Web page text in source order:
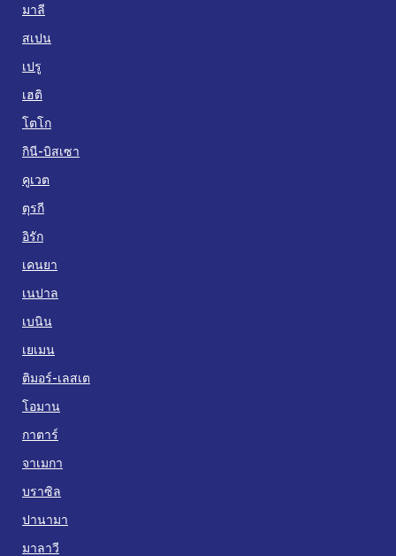
มาลี
สเปน
เปรู
เฮติ
โตโก
กินี-บิสเซา
คูเวต
ตุรกี
อิรัก
เคนยา
เนปาล
เบนิน
เยเมน
ติมอร์-เลสเต
โอมาน
กาตาร์
จาเมกา
บราซิล
ปานามา
มาลาวี